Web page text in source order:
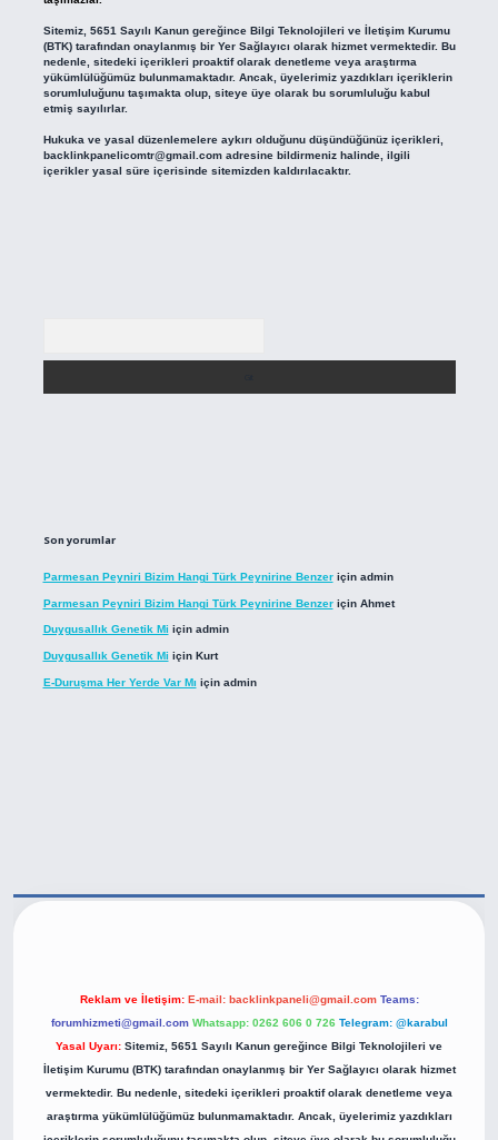
Sitemiz, 5651 Sayılı Kanun gereğince Bilgi Teknolojileri ve İletişim Kurumu
(BTK) tarafından onaylanmış bir Yer Sağlayıcı olarak hizmet vermektedir. Bu
nedenle, sitedeki içerikleri proaktif olarak denetleme veya araştırma
yükümlülüğümüz bulunmamaktadır. Ancak, üyelerimiz yazdıkları içeriklerin
sorumluluğunu taşımakta olup, siteye üye olarak bu sorumluluğu kabul
etmiş sayılırlar.
Hukuka ve yasal düzenlemelere aykırı olduğunu düşündüğünüz içerikleri,
backlinkpanelicomtr@gmail.comadresine bildirmeniz halinde, ilgili
içerikler yasal süre içerisinde sitemizden kaldırılacaktır.
Son yorumlar
Parmesan Peyniri Bizim Hangi Türk Peynirine Benzeriçin admin
Parmesan Peyniri Bizim Hangi Türk Peynirine Benzeriçin Ahmet
Duygusallık Genetik Mi için admin
Duygusallık Genetik Mi için Kurt
E-Duruşma Her Yerde Var Mı için admin
Reklam ve İletişim: E-mail: backlinkpaneli@gmail.com Teams:
forumhizmeti@gmail.com Whatsapp: 0262 606 0 726 Telegram: @karabul
Yasal Uyarı: Sitemiz, 5651 Sayılı Kanun gereğince Bilgi Teknolojileri ve
İletişim Kurumu (BTK) tarafından onaylanmış bir Yer Sağlayıcı olarak hizmet
vermektedir. Bu nedenle, sitedeki içerikleri proaktif olarak denetleme veya
araştırma yükümlülüğümüz bulunmamaktadır. Ancak, üyelerimiz yazdıkları